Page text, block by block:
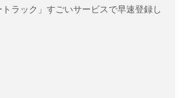
ラック」すごいサービスで早速登録し